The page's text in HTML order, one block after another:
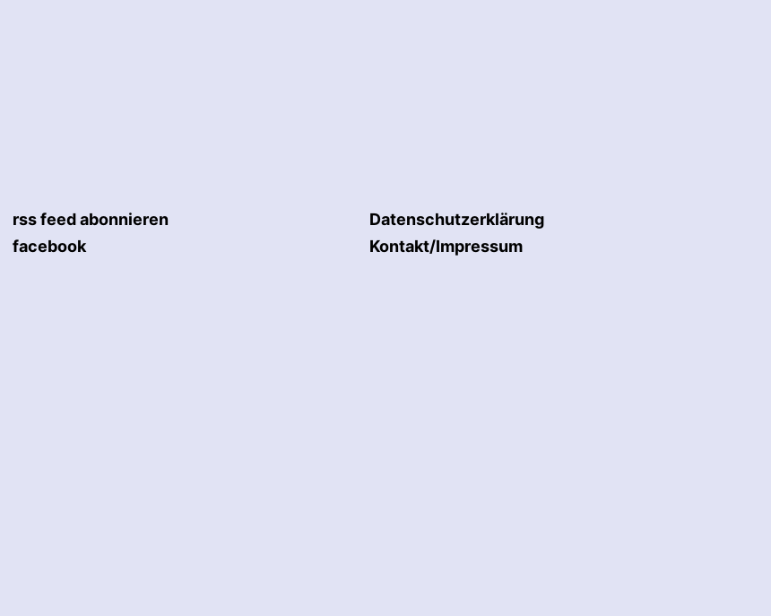
rss feed abonnieren
facebook
Datenschutzerklärung
Kontakt/Impressum